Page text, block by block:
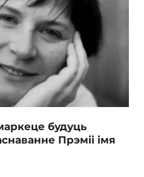
будуць
Прэміі імя